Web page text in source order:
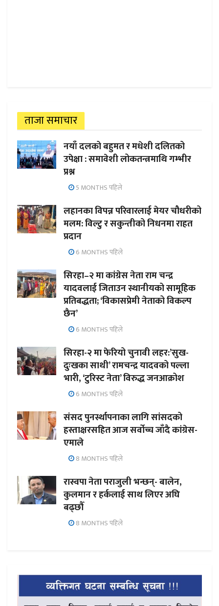
ताजा समाचार
नयाँ दलको बहुमत र मधेशी दलितको
उपेक्षा : समावेशी लोकतन्त्रमाथि गम्भीर
प्रश्न
5 MONTHS पहिले
लहानका विपन्न परिवारलाई मेयर चौधरीको
मलम: विल्टु र सकुन्तीको निधनमा राहत
प्रदान
6 MONTHS पहिले
सिरहा–२ मा कांग्रेस नेता राम चन्द्र
यादवलाई जिताउन स्थानीयको सामूहिक
प्रतिबद्धता; ‘विकासप्रेमी नेताको विकल्प
छैन’
6 MONTHS पहिले
सिरहा-२ मा फेरियो चुनावी लहर:’सुख-
दुःखका साथी’ रामचन्द्र यादवको पल्ला
भारी, ‘टुरिस्ट नेता’ विरुद्ध जनआक्रोश
6 MONTHS पहिले
संसद पुनर्स्थापनाका लागि सांसदको
हस्ताक्षरसहित आज सर्वोच्च जाँदै कांग्रेस-
एमाले
8 MONTHS पहिले
रास्वपा नेता पराजुली भन्छन्- बालेन,
कुलमान र हर्कलाई साथ लिएर अघि
बढ्छौँ
8 MONTHS पहिले